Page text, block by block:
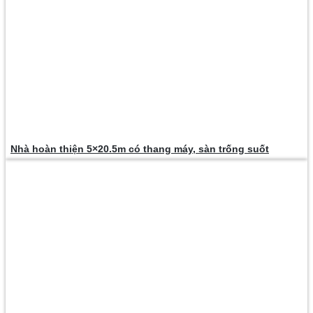
Nhà hoàn thiện 5×20.5m có thang máy, sàn trống suốt